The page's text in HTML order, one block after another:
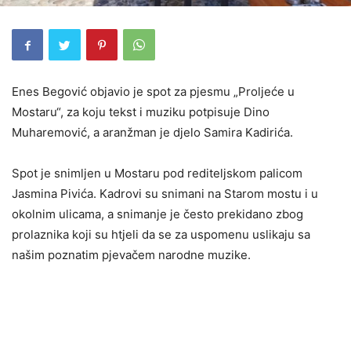
Enes Begović objavio je spot za pjesmu „Proljeće u
Mostaru“, za koju tekst i muziku potpisuje Dino
Muharemović, a aranžman je djelo Samira Kadirića.
Spot je snimljen u Mostaru pod rediteljskom palicom
Jasmina Pivića. Kadrovi su snimani na Starom mostu i u
okolnim ulicama, a snimanje je često prekidano zbog
prolaznika koji su htjeli da se za uspomenu uslikaju sa
našim poznatim pjevačem narodne muzike.